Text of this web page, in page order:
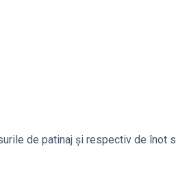
de patinaj și respectiv de înot